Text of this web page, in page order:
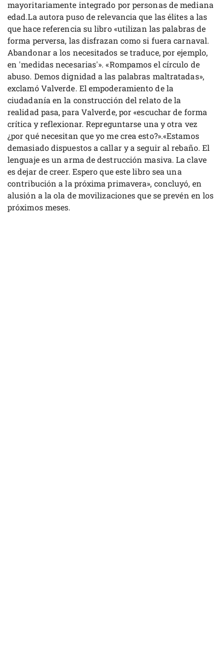
mayoritariamente integrado por personas de mediana
edad.La autora puso de relevancia que las élites a las
que hace referencia su libro «utilizan las palabras de
forma perversa, las disfrazan como si fuera carnaval.
Abandonar a los necesitados se traduce, por ejemplo,
en 'medidas necesarias'». «Rompamos el círculo de
abuso. Demos dignidad a las palabras maltratadas»,
exclamó Valverde. El empoderamiento de la
ciudadanía en la construcción del relato de la
realidad pasa, para Valverde, por «escuchar de forma
crítica y reflexionar. Repreguntarse una y otra vez
¿por qué necesitan que yo me crea esto?».«Estamos
demasiado dispuestos a callar y a seguir al rebaño. El
lenguaje es un arma de destrucción masiva. La clave
es dejar de creer. Espero que este libro sea una
contribución a la próxima primavera», concluyó, en
alusión a la ola de movilizaciones que se prevén en los
próximos meses.